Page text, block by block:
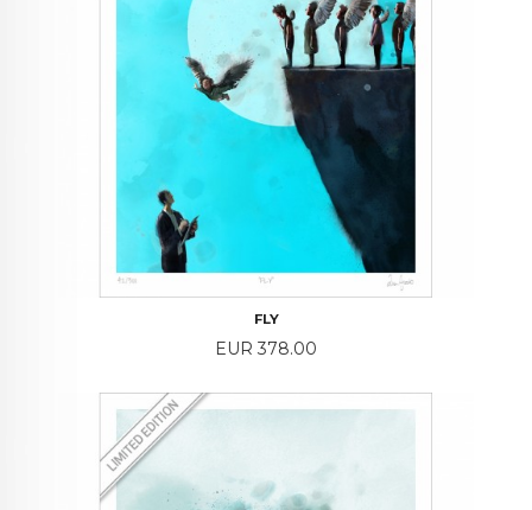
FLY
Price
EUR 378.00